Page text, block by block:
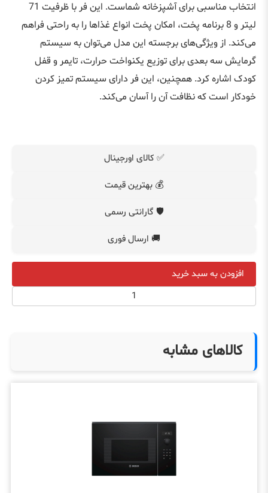
انتخاب مناسبی برای آشپزخانه شماست. این فر با ظرفیت 71
لیتر و 8 برنامه پخت، امکان پخت انواع غذاها را به راحتی فراهم
می‌کند. از ویژگی‌های برجسته این مدل می‌توان به سیستم
گرمایش سه بعدی برای توزیع یکنواخت حرارت، تایمر و قفل
کودک اشاره کرد. همچنین، این فر دارای سیستم تمیز کردن
خودکار است که نظافت آن را آسان می‌کند.
✅ کالای اورجینال
💰 بهترین قیمت
🛡️ گارانتی رسمی
🚚 ارسال فوری
افزودن به سبد خرید
کالاهای مشابه